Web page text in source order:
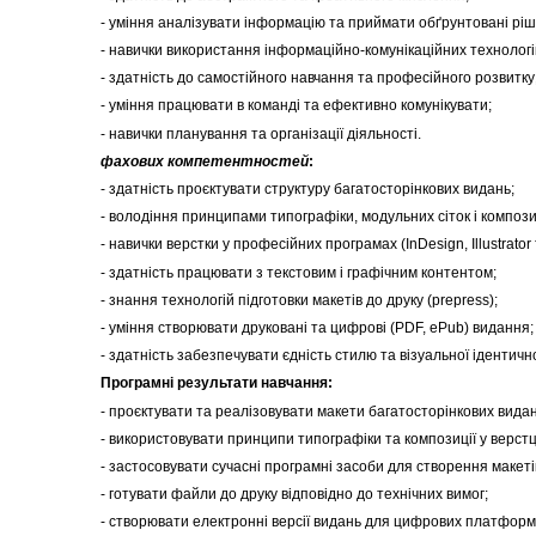
- уміння аналізувати інформацію та приймати обґрунтовані
- навички використання інформаційно-комунікаційних
- здатність до самостійного навчання та професійного
- уміння працювати в команді та ефективно комунікувати;
- навички планування та організації діяльності.
фахових компетентностей:
- здатність проєктувати структуру багатосторінкових видань;
- володіння принципами типографіки, модульних сіток і
- навички верстки у професійних програмах (InDesign,
- здатність працювати з текстовим і графічним контентом;
- знання технологій підготовки макетів до друку (prepress);
- уміння створювати друковані та цифрові (PDF, ePub) видання;
- здатність забезпечувати єдність стилю та візуальної
Програмні результати навчання:
- проєктувати та реалізовувати макети багатосторінкових
- використовувати принципи типографіки та композиції у
- застосовувати сучасні програмні засоби для створення
- готувати файли до друку відповідно до технічних вимог;
- створювати електронні версії видань для цифрових